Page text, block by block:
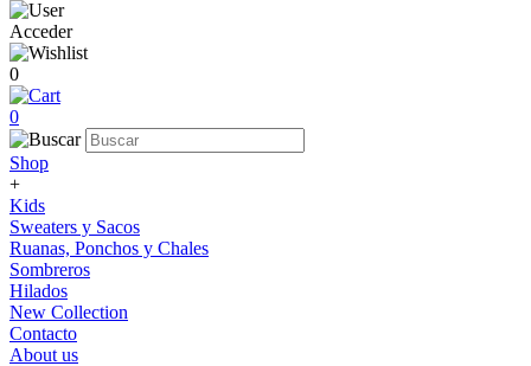
Acceder
0
0
Shop
+
Kids
Sweaters y Sacos
Ruanas, Ponchos y Chales
Sombreros
Hilados
New Collection
Contacto
About us